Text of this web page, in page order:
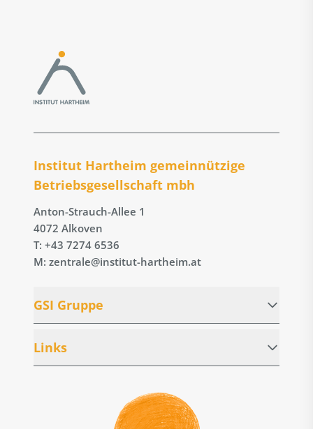
Institut Hartheim gemeinnützige
Betriebs­gesellschaft mbh
Anton-Strauch-Allee 1
4072 Alkoven
T: +43 7274 6536
M: zentrale@institut-hartheim.at
GSI Gruppe
Links